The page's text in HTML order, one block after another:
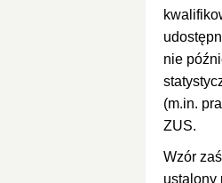
nie
(m.in.
ZUS.
Wzór
ustalony